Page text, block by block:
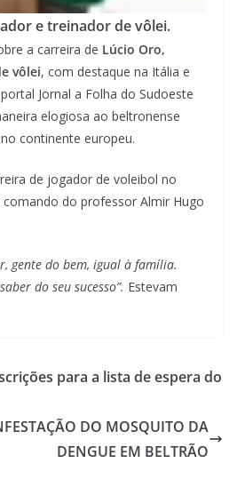
e treinador de vôlei.
a carreira de Lúcio Oro,
vôlei, com destaque na Itália e
Jornal a Folha do Sudoeste
elogiosa ao beltronense
continente europeu.
de jogador de voleibol no
do professor Almir Hugo
gente do bem, igual à família.
saber do seu sucesso”. Estevam
para a lista de espera do
DO MOSQUITO DA
DENGUE EM BELTRÃO